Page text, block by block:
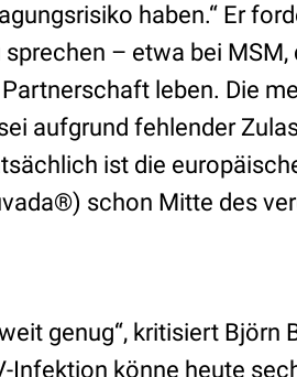
haben.“ Er
– etwa bei
leben. Die
aufgrund fehlender
ist die
schon Mitte des
genug“, kritisiert Björn
Infektion könne heute